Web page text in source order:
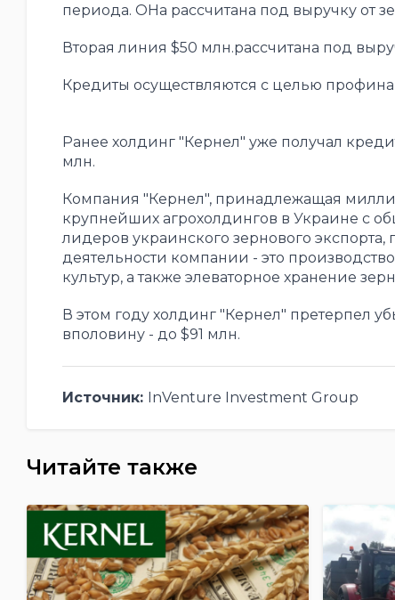
периода. ОНа рассчитана под выручку от
Вторая линия $50 млн.рассчитана под
Кредиты осуществляются с целью
Ранее холдинг "Кернел" уже получал
млн.
Компания "Кернел", принадлежащая
крупнейших агрохолдингов в Украине с
лидеров украинского зернового
деятельности компании - это
культур, а также элеваторное хранение
В этом году холдинг "Кернел" претерпел
вполовину - до $91 млн.
Источник: InVenture Investment Group
Читайте также